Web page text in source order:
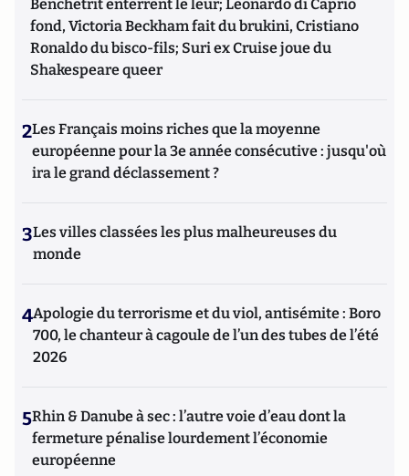
Benchetrit enterrent le leur; Leonardo di Caprio
fond, Victoria Beckham fait du brukini, Cristiano
Ronaldo du bisco-fils; Suri ex Cruise joue du
Shakespeare queer
2Les Français moins riches que la moyenne
européenne pour la 3e année consécutive : jusqu'où
ira le grand déclassement ?
3Les villes classées les plus malheureuses du
monde
4Apologie du terrorisme et du viol, antisémite : Boro
700, le chanteur à cagoule de l’un des tubes de l’été
2026
5Rhin & Danube à sec : l’autre voie d’eau dont la
fermeture pénalise lourdement l’économie
européenne